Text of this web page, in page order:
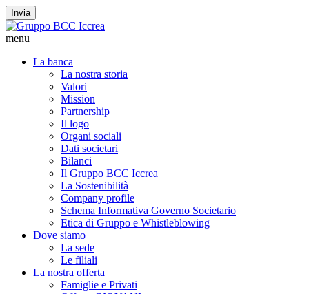
Invia
menu
La banca
La nostra storia
Valori
Mission
Partnership
Il logo
Organi sociali
Dati societari
Bilanci
Il Gruppo BCC Iccrea
La Sostenibilità
Company profile
Schema Informativa Governo Societario
Etica di Gruppo e Whistleblowing
Dove siamo
La sede
Le filiali
La nostra offerta
Famiglie e Privati